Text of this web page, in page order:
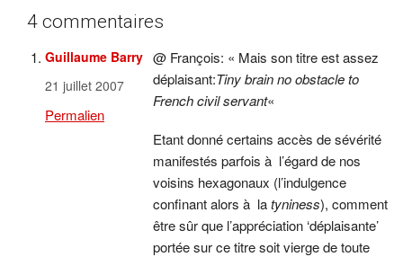
4 commentaires
Guillaume Barry
21 juillet 2007
Permalien
@ François: « Mais son titre est assez
déplaisant:Tiny brain no obstacle to
French civil servant«
Etant donné certains accès de sévérité
manifestés parfois à l’égard de nos
voisins hexagonaux (l’indulgence
confinant alors à latyniness), comment
être sûr que l’appréciation ‘déplaisante’
portée sur ce titre soit vierge de toute